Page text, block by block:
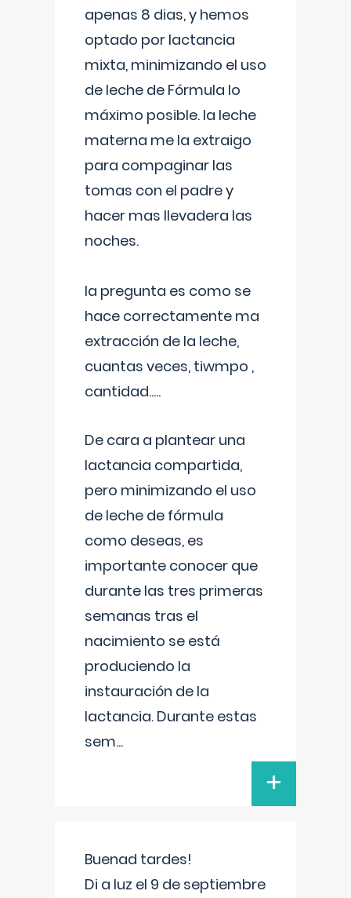
apenas 8 dias, y hemos
optado por lactancia
mixta, minimizando el uso
de leche de Fórmula lo
máximo posible. la leche
materna me la extraigo
para compaginar las
tomas con el padre y
hacer mas llevadera las
noches.
la pregunta es como se
hace correctamente ma
extracción de la leche,
cuantas veces, tiwmpo ,
cantidad.....
De cara a plantear una
lactancia compartida,
pero minimizando el uso
de leche de fórmula
como deseas, es
importante conocer que
durante las tres primeras
semanas tras el
nacimiento se está
produciendo la
instauración de la
lactancia. Durante estas
sem...
+
Buenad tardes!
Di a luz el 9 de septiembre